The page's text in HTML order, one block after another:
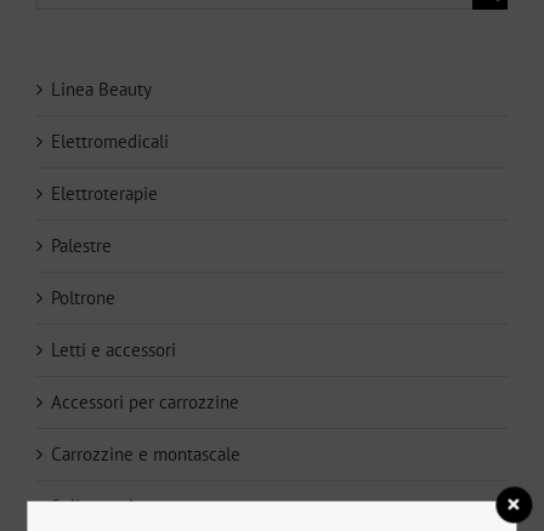
Linea Beauty
Elettromedicali
Elettroterapie
Palestre
Poltrone
Letti e accessori
Accessori per carrozzine
Carrozzine e montascale
Sollevatori